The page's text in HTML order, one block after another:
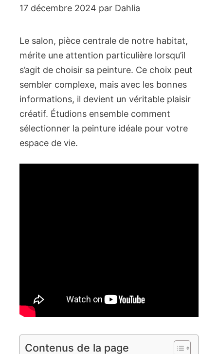
17 décembre 2024 par Dahlia
Le salon, pièce centrale de notre habitat,
mérite une attention particulière lorsqu’il
s’agit de choisir sa peinture. Ce choix peut
sembler complexe, mais avec les bonnes
informations, il devient un véritable plaisir
créatif. Étudions ensemble comment
sélectionner la peinture idéale pour votre
espace de vie.
Contenus de la page